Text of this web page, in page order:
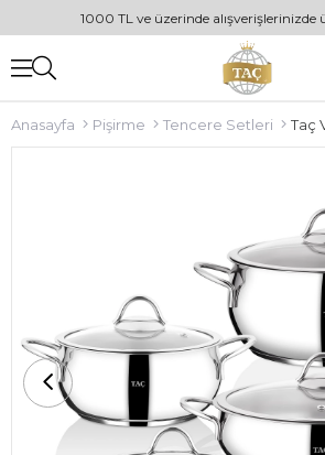
1000 TL ve üzerinde alışverişlerinizde
Anasayfa Pişirme Tencere Setleri